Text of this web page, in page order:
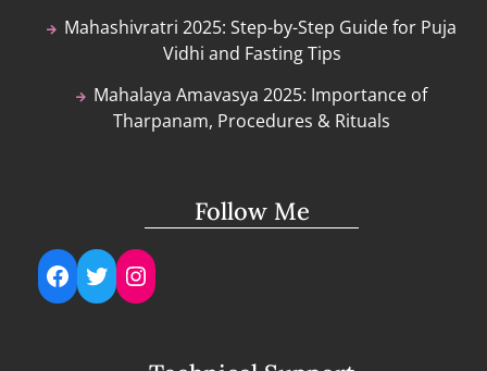
Mahashivratri 2025: Step-by-Step Guide for Puja
Vidhi and Fasting Tips
Mahalaya Amavasya 2025: Importance of
Tharpanam, Procedures & Rituals
Follow Me
Facebook
TwitterInstagram